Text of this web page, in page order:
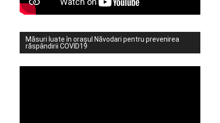
Măsuri luate în orașul Năvodari pentru prevenirea
răspândirii COVID19